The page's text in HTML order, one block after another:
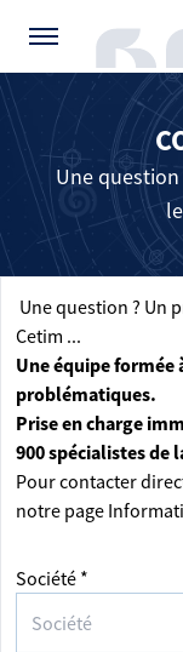
Une
Une question ? Un
Cetim ...
Une équipe formée
problématiques.
Prise en charge
900 spécialistes de
Pour contacter
notre page
Société *